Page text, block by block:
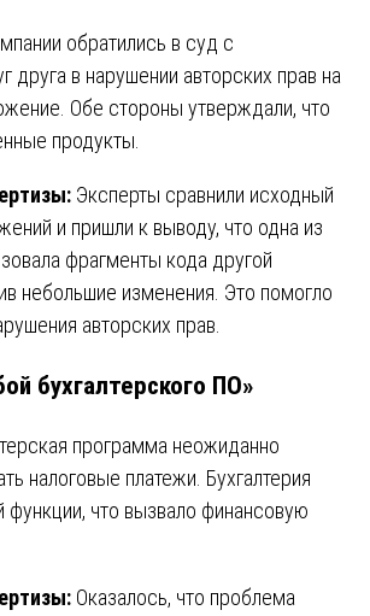
обратились в суд с
друга в нарушении авторских прав на
Обе стороны утверждали, что
продукты.
Эксперты сравнили исходный
и пришли к выводу, что одна из
фрагменты кода другой
небольшие изменения. Это помогло
авторских прав.
бухгалтерского ПО»
программа неожиданно
налоговые платежи. Бухгалтерия
функции, что вызвало финансовую
Оказалось, что проблема